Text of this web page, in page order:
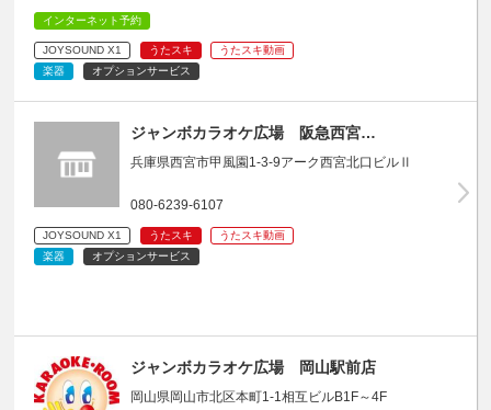
インターネット予約
JOYSOUND X1 うたスキ
うたスキ動画
楽器
オプションサービス
ジャンボカラオケ広場 阪急西宮…
兵庫県西宮市甲風園1-3-9アーク西宮北口ビルⅡ
080-6239-6107
JOYSOUND X1 うたスキ
うたスキ動画
楽器
オプションサービス
ジャンボカラオケ広場 岡山駅前店
岡山県岡山市北区本町1-1相互ビルB1F～4F